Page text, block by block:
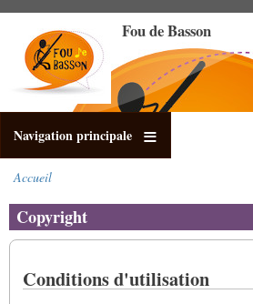
contenu
principal
Fou de Basson
Navigation principale
d'Ariane
Accueil
Copyright
Conditions d'utilisation